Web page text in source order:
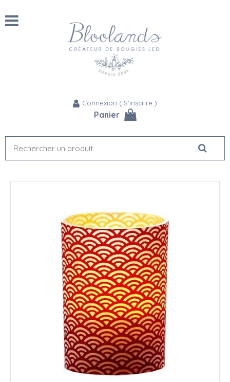
Connexion ( S'inscrire )
Panier